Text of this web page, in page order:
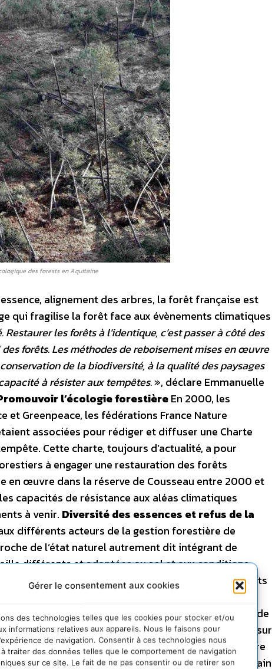
Gérer le consentement aux cookies
des technologies telles que les cookies pour stocker et/ou
informations relatives aux appareils. Nous le faisons pour
de navigation. Consentir à ces technologies nous
traiter des données telles que le comportement de navigation
sur ce site. Le fait de ne pas consentir ou de retirer son
des forests en Aquitaine
alignement des arbres, la forêt française est
qui fragilise la forêt face aux évènements climatiques
les forêts à l’identique, c’est passer à côté des
forêts. Les méthodes de reboisement mises en œuvre
de la biodiversité, à la qualité des paysages
à résister aux tempêtes.», déclare Emmanuelle
l’écologie forestièreEn 2000, les
Greenpeace, les fédérations France Nature
associées pour rédiger et diffuser une Charte
Cette charte, toujours d’actualité, a pour
à engager une restauration des forêts
en œuvre dans la réserve de Cousseau entre 2000 et
capacités de résistance aux aléas climatiques
à venir. Diversité des essences et refus de la
différents acteurs de la gestion forestière de
de l’état naturel autrement dit intégrant de
différents et adaptées au sol et aux conditions
Pour les Landes, ce serait une mosaïque de forêts
point important, la gestion du temps. Il est
la forêt à se régénérer naturellement, et décider de
A vouloir exploiter le bois dans l’urgence sur
de faire mal et cher ce que la nature fait à moindre
cruciale pour redéfinir la forêt française de demain